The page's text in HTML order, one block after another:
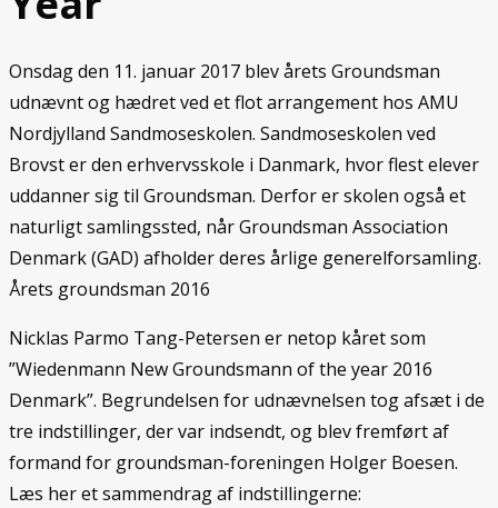
Onsdag den 11. januar 2017 blev årets Groundsman
udnævnt og hædret ved et flot arrangement hos AMU
Nordjylland Sandmoseskolen. Sandmoseskolen ved
Brovst er den erhvervsskole i Danmark, hvor flest elever
uddanner sig til Groundsman. Derfor er skolen også et
naturligt samlingssted, når Groundsman Association
Denmark (GAD) afholder deres årlige generelforsamling.
Årets groundsman 2016
Nicklas Parmo Tang-Petersen er netop kåret som
”Wiedenmann New Groundsmann of the year 2016
Denmark”. Begrundelsen for udnævnelsen tog afsæt i de
tre indstillinger, der var indsendt, og blev fremført af
formand for groundsman-foreningen Holger Boesen.
Læs her et sammendrag af indstillingerne: